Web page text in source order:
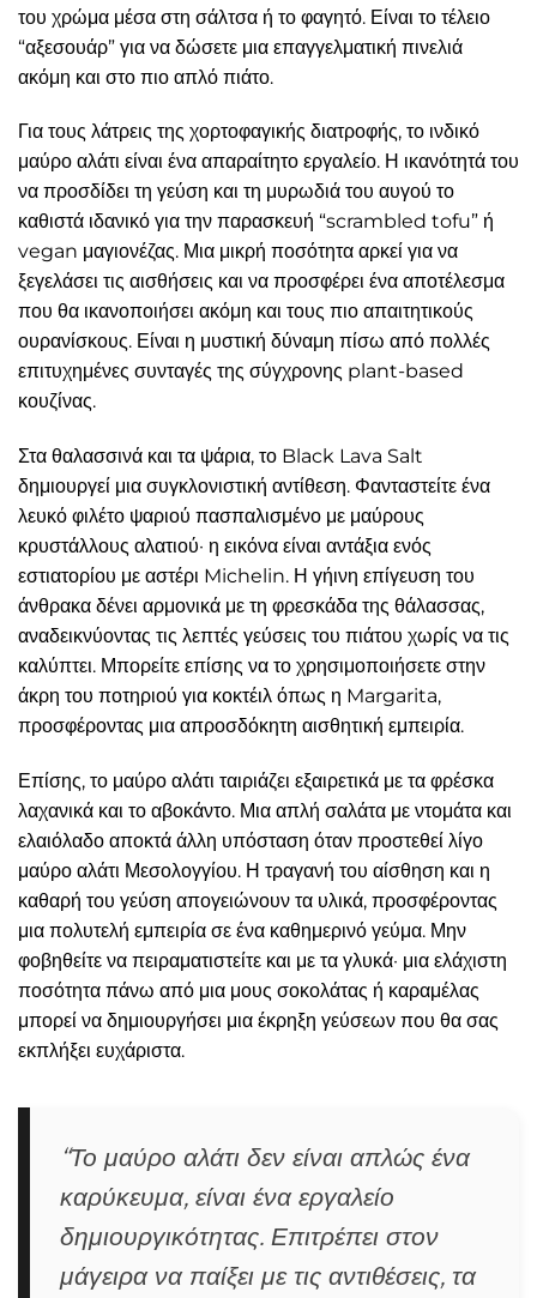
του χρώμα μέσα στη σάλτσα ή το φαγητό. Είναι το τέλειο
“αξεσουάρ” για να δώσετε μια επαγγελματική πινελιά
ακόμη και στο πιο απλό πιάτο.
Για τους λάτρεις της χορτοφαγικής διατροφής, το ινδικό
μαύρο αλάτι είναι ένα απαραίτητο εργαλείο. Η ικανότητά του
να προσδίδει τη γεύση και τη μυρωδιά του αυγού το
καθιστά ιδανικό για την παρασκευή “scrambled tofu” ή
vegan μαγιονέζας. Μια μικρή ποσότητα αρκεί για να
ξεγελάσει τις αισθήσεις και να προσφέρει ένα αποτέλεσμα
που θα ικανοποιήσει ακόμη και τους πιο απαιτητικούς
ουρανίσκους. Είναι η μυστική δύναμη πίσω από πολλές
επιτυχημένες συνταγές της σύγχρονης plant-based
κουζίνας.
Στα θαλασσινά και τα ψάρια, το Black Lava Salt
δημιουργεί μια συγκλονιστική αντίθεση. Φανταστείτε ένα
λευκό φιλέτο ψαριού πασπαλισμένο με μαύρους
κρυστάλλους αλατιού· η εικόνα είναι αντάξια ενός
εστιατορίου με αστέρι Michelin. Η γήινη επίγευση του
άνθρακα δένει αρμονικά με τη φρεσκάδα της θάλασσας,
αναδεικνύοντας τις λεπτές γεύσεις του πιάτου χωρίς να τις
καλύπτει. Μπορείτε επίσης να το χρησιμοποιήσετε στην
άκρη του ποτηριού για κοκτέιλ όπως η Margarita,
προσφέροντας μια απροσδόκητη αισθητική εμπειρία.
Επίσης, το μαύρο αλάτι ταιριάζει εξαιρετικά με τα φρέσκα
λαχανικά και το αβοκάντο. Μια απλή σαλάτα με ντομάτα και
ελαιόλαδο αποκτά άλλη υπόσταση όταν προστεθεί λίγο
μαύρο αλάτι Μεσολογγίου. Η τραγανή του αίσθηση και η
καθαρή του γεύση απογειώνουν τα υλικά, προσφέροντας
μια πολυτελή εμπειρία σε ένα καθημερινό γεύμα. Μην
φοβηθείτε να πειραματιστείτε και με τα γλυκά· μια ελάχιστη
ποσότητα πάνω από μια μους σοκολάτας ή καραμέλας
μπορεί να δημιουργήσει μια έκρηξη γεύσεων που θα σας
εκπλήξει ευχάριστα.
“Το μαύρο αλάτι δεν είναι απλώς ένα
καρύκευμα, είναι ένα εργαλείο
δημιουργικότητας. Επιτρέπει στον
μάγειρα να παίξει με τις αντιθέσεις, τα